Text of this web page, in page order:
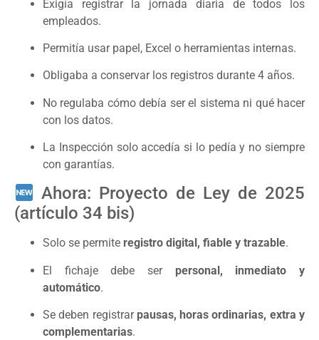
Exigía registrar la jornada diaria de todos los
empleados.
Permitía usar papel, Excel o herramientas internas.
Obligaba a conservar los registros durante 4 años.
No regulaba cómo debía ser el sistema ni qué hacer
con los datos.
La Inspección solo accedía si lo pedía y no siempre
con garantías.
Ahora: Proyecto de Ley de 2025
(artículo 34 bis)
Solo se permite registro digital, fiable y trazable.
El fichaje debe ser personal, inmediato y
automático.
Se deben registrar pausas, horas ordinarias, extra y
complementarias.